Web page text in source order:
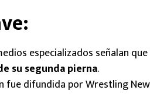
especializados señalan que
su segunda pierna.
fue difundida por Wrestling